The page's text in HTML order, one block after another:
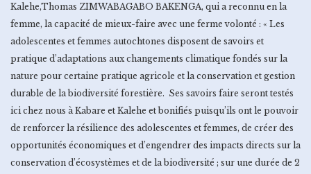
Kalehe,Thomas ZIMWABAGABO BAKENGA, qui a reconnu en la
femme, la capacité de mieux-faire avec une ferme volonté : « Les
adolescentes et femmes autochtones disposent de savoirs et
pratique d’adaptations aux changements climatique fondés sur la
nature pour certaine pratique agricole et la conservation et gestion
durable de la biodiversité forestière. Ses savoirs faire seront testés
ici chez nous à Kabare et Kalehe et bonifiés puisqu’ils ont le pouvoir
de renforcer la résilience des adolescentes et femmes, de créer des
opportunités économiques et d’engendrer des impacts directs sur la
conservation d’écosystèmes et de la biodiversité ; sur une durée de 2